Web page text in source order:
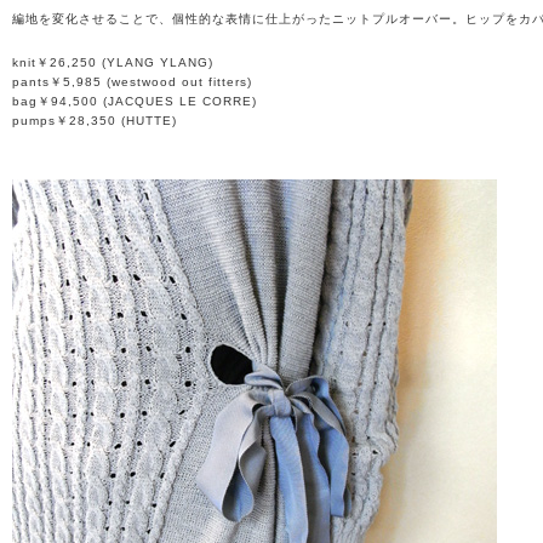
編地を変化させることで、個性的な表情に仕上がったニットプルオーバー。ヒップをカ
knit￥26,250 (YLANG YLANG)
pants￥5,985 (westwood out fitters)
bag￥94,500 (JACQUES LE CORRE)
pumps￥28,350 (HUTTE)